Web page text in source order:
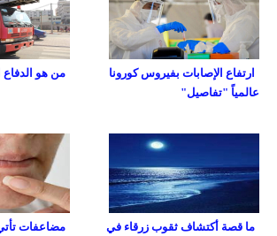
من هو
ارتفاع الإصابات بفيروس كورونا
عالمياً "تفاصيل"
مضاعفات
ما قصة أكتشاف ثقوب زرقاء في